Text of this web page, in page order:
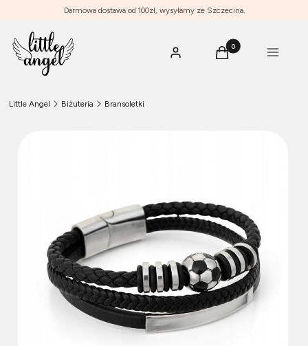
Darmowa dostawa od 100zł, wysyłamy ze Szczecina.
Zaloguj się Produkty w koszyku:
Koszyk Menu
Little Angel Biżuteria Bransoletki